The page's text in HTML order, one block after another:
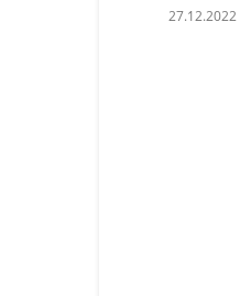
27.12.2022